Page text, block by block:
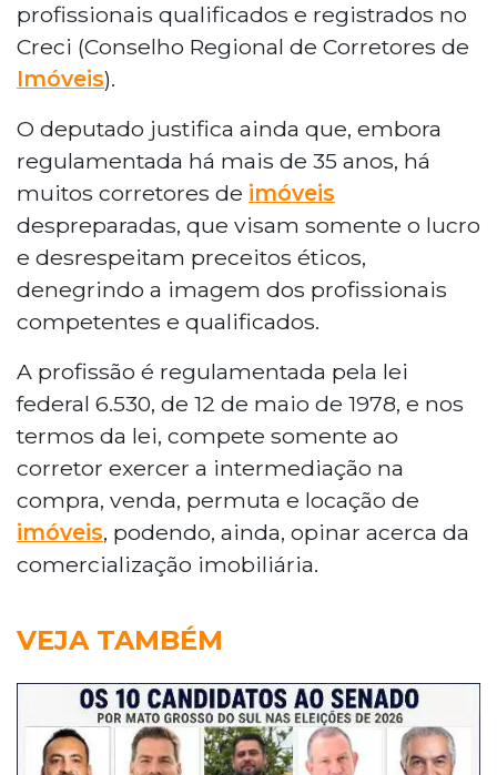
profissionais qualificados e registrados no
Creci (Conselho Regional de Corretores de
Imóveis).
O deputado justifica ainda que, embora
regulamentada há mais de 35 anos, há
muitos corretores de imóveis
despreparadas, que visam somente o lucro
e desrespeitam preceitos éticos,
denegrindo a imagem dos profissionais
competentes e qualificados.
A profissão é regulamentada pela lei
federal 6.530, de 12 de maio de 1978, e nos
termos da lei, compete somente ao
corretor exercer a intermediação na
compra, venda, permuta e locação de
imóveis, podendo, ainda, opinar acerca da
comercialização imobiliária.
VEJA TAMBÉM